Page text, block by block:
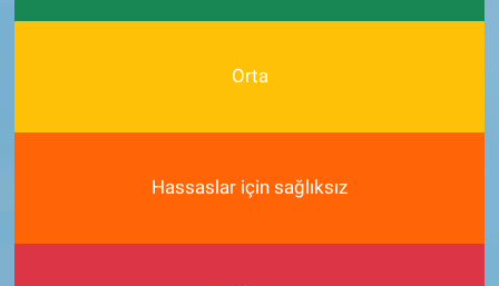
Orta
Hassaslar için sağlıksız